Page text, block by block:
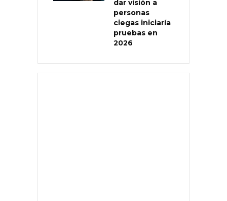
dar visión a
personas
ciegas iniciaría
pruebas en
2026